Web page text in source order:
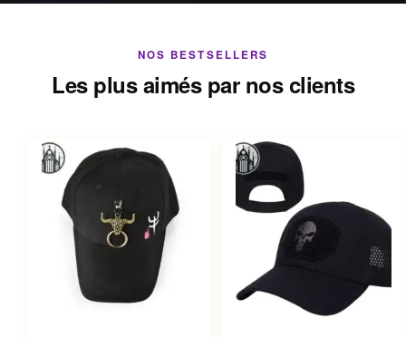
NOS BESTSELLERS
Les plus aimés par nos clients